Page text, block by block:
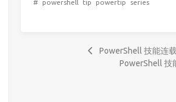
# powershell tip powertip series
PowerShell 技能连
PowerShell 技